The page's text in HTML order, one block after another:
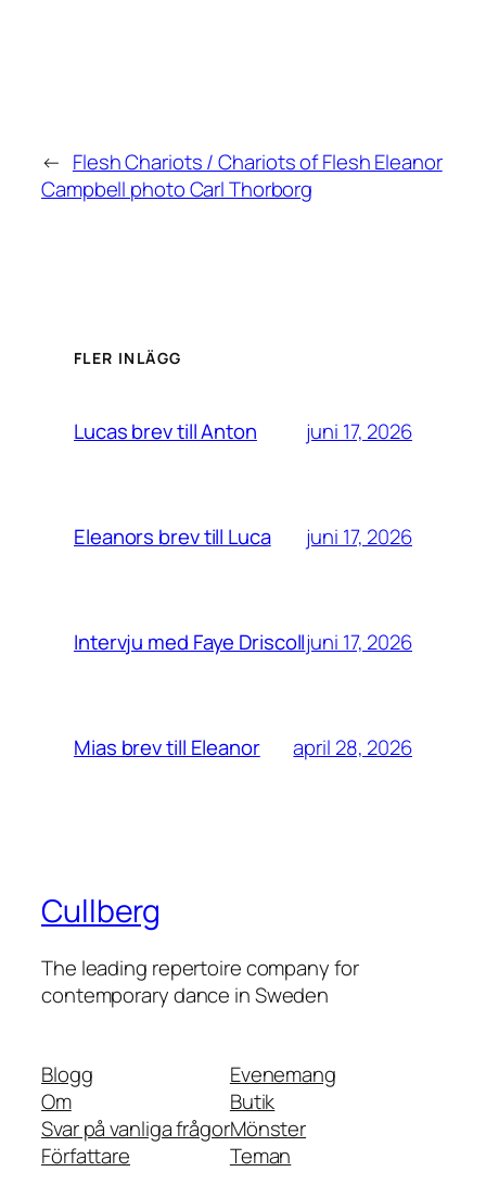
← Flesh Chariots / Chariots of Flesh Eleanor
Campbell photo Carl Thorborg
FLER INLÄGG
Lucas brev till Anton juni 17, 2026
Eleanors brev till Luca juni 17, 2026
Intervju med Faye Driscolljuni 17, 2026
Mias brev till Eleanor april 28, 2026
Cullberg
The leading repertoire company for
contemporary dance in Sweden
Blogg
Om
Svar på vanliga frågor
Författare
Evenemang
Butik
Mönster
Teman